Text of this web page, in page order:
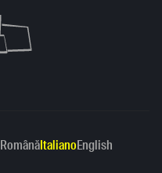
RomânăItalianoEnglish